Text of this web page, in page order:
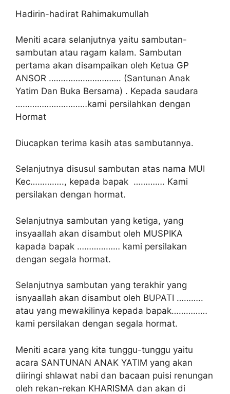
Hadirin-hadirat Rahimakumullah
Meniti acara selanjutnya yaitu sambutan-
sambutan atau ragam kalam. Sambutan
pertama akan disampaikan oleh Ketua GP
ANSOR ……..…………………. (Santunan Anak
Yatim Dan Buka Bersama) . Kepada saudara
…………………………kami persilahkan dengan
Hormat
Diucapkan terima kasih atas sambutannya.
Selanjutnya disusul sambutan atas nama MUI
Kec………….., kepada bapak …………. Kami
persilakan dengan hormat.
Selanjutnya sambutan yang ketiga, yang
insyaallah akan disambut oleh MUSPIKA
kapada bapak ……………… kami persilakan
dengan segala hormat.
Selanjutnya sambutan yang terakhir yang
isnyaallah akan disambut oleh BUPATI ………..
atau yang mewakilinya kepada bapak……………
kami persilakan dengan segala hormat.
Meniti acara yang kita tunggu-tunggu yaitu
acara SANTUNAN ANAK YATIM yang akan
diiringi shlawat nabi dan bacaan puisi renungan
oleh rekan-rekan KHARISMA dan akan di